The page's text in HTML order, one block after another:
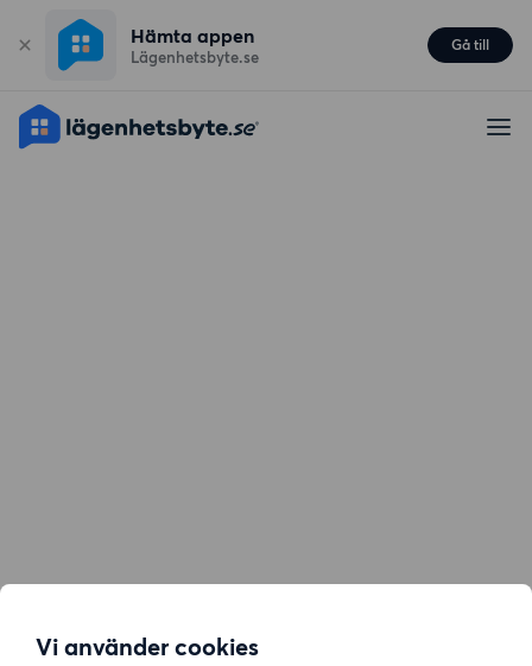
Vi använder cookies
Hämta appen
Lägenhetsbyte.se
Gå till